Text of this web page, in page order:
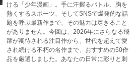
ける「少年漫画」。手に汗握るバトル、胸を
熱くするスポーツ、そしてSNSで爆発的な話
題を呼ぶ最新作まで、その魅力は尽きること
がありません。今回は、2026年にさらなる飛
躍が期待される注目作から、世代を超えて愛
され続ける不朽の名作まで、おすすめの50作
品を厳選しました。あなたの日常に彩りと刺